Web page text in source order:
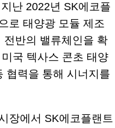
난 2022년 SK에코플
로 태양광 모듈 제조
전반의 밸류체인을 확
국 텍사스 콘초 태양
협력을 통해 시너지를
장에서 SK에코플랜트